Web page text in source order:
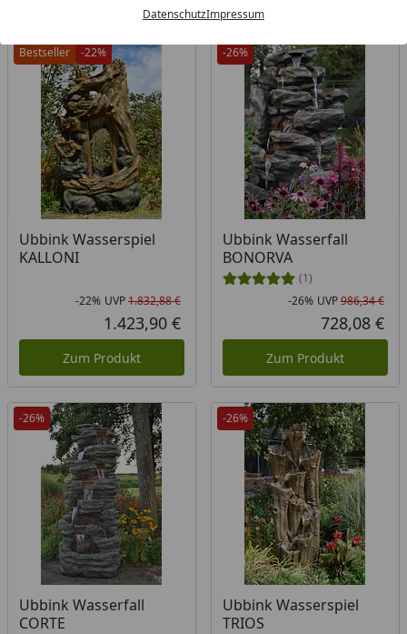
DatenschutzImpressum
75 Artikel gefunden
Bestseller -22%
Ubbink Wasserspiel
KALLONI
Rabatt in Prozent
-22%
Ursprünglicher Preis
UVP1.832,88 €
Aktueller Preis
1.423,90 €
Zum Produkt
-26%
Ubbink Wasserfall
BONORVA
(1)
-26% UVP986,34 €
728,08 €
Zum Produkt
-26%
Ubbink Wasserfall
CORTE
-26%
Ubbink Wasserspiel
TRIOS